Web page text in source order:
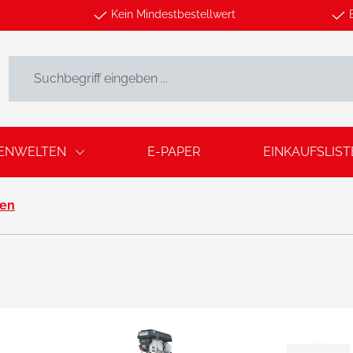
Kein Mindestbestellwert
E-PAPER